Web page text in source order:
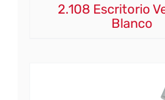
2.108 Escritorio
Blanco